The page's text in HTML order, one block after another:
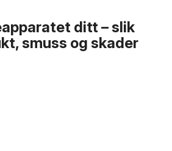
ditt – slik
smuss og skader